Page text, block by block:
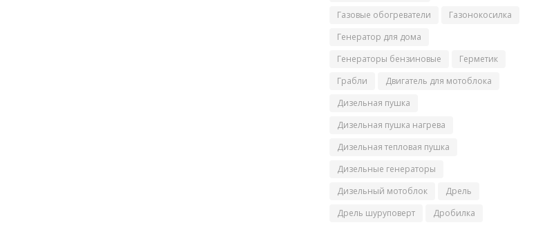
Газовые обогреватели
Газонокосилка
Генератор для дома
Генераторы бензиновые
Герметик
Грабли
Двигатель для мотоблока
Дизельная пушка
Дизельная пушка нагрева
Дизельная тепловая пушка
Дизельные генераторы
Дизельный мотоблок
Дрель
Дрель шуруповерт
Дробилка